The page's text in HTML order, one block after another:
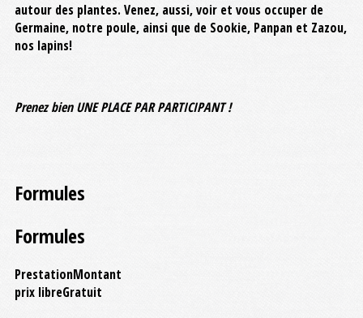
autour des plantes. Venez, aussi, voir et vous occuper de
Germaine, notre poule, ainsi que de Sookie, Panpan et Zazou,
nos lapins!
Prenez bien UNE PLACE PAR PARTICIPANT !
Formules
Formules
PrestationMontant
prix libreGratuit